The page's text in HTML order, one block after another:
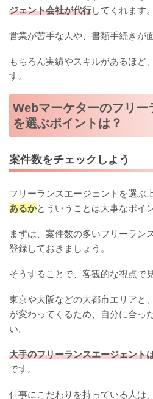
ジェント会社が代行してくれます。
営業が苦手な人や、書類手続きが
もちろん実績やスキルがあるほど
す。
Webマーケターのフリー
を選ぶポイントは？
案件数をチェックしよう
フリーランスエージェントを選ぶ上
あるかとういうことは大事なポイ
まずは、案件数の多いフリーラン
登録しておきましょう。
そうすることで、客観的な視点で
東京や大阪などの大都市エリアと
が変わってくるため、自分に合っ
い。
大手のフリーランスエージェント
です。
仕事にこだわりを持っている人は